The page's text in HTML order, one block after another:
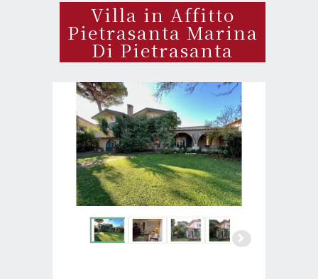
Villa in Affitto
Pietrasanta Marina
Di Pietrasanta